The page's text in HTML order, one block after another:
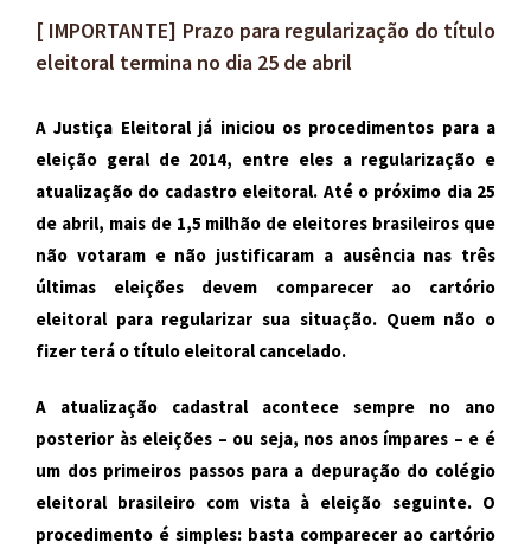
[ IMPORTANTE] Prazo para regularização do título
eleitoral termina no dia 25 de abril
A Justiça Eleitoral já iniciou os procedimentos para a
eleição geral de 2014, entre eles a regularização e
atualização do cadastro eleitoral. Até o próximo dia 25
de abril, mais de 1,5 milhão de eleitores brasileiros que
não votaram e não justificaram a ausência nas três
últimas eleições devem comparecer ao cartório
eleitoral para regularizar sua situação. Quem não o
fizer terá o título eleitoral cancelado.
A atualização cadastral acontece sempre no ano
posterior às eleições – ou seja, nos anos ímpares – e é
um dos primeiros passos para a depuração do colégio
eleitoral brasileiro com vista à eleição seguinte. O
procedimento é simples: basta comparecer ao cartório